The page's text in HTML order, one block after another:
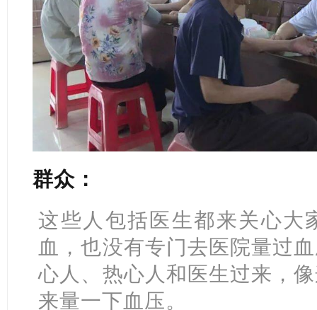
群众：
这些人包括医生都来关心大
血，也没有专门去医院量过
心人、热心人和医生过来，
来量一下血压。